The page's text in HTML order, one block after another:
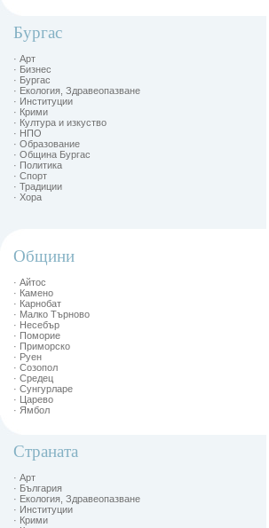
Бургас
· Арт
· Бизнес
· Бургас
· Екология, Здравеопазване
· Институции
· Крими
· Култура и изкуство
· НПО
· Образование
· Община Бургас
· Политика
· Спорт
· Традиции
· Хора
Общини
· Айтос
· Камено
· Карнобат
· Малко Търново
· Несебър
· Поморие
· Приморско
· Руен
· Созопол
· Средец
· Сунгурларе
· Царево
· Ямбол
Страната
· Арт
· България
· Екология, Здравеопазване
· Институции
· Крими